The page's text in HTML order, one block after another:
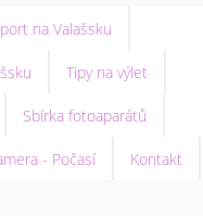
na Valašsku
Tipy na výlet
Sbírka fotoaparátů
- Počasí Kontakt